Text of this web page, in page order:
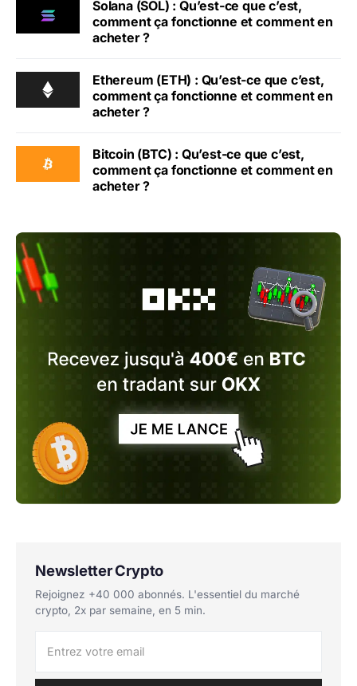
Solana (SOL) : Qu’est-ce que c’est,
comment ça fonctionne et comment en
acheter ?
Ethereum (ETH) : Qu’est-ce que c’est,
comment ça fonctionne et comment en
acheter ?
Bitcoin (BTC) : Qu’est-ce que c’est,
comment ça fonctionne et comment en
acheter ?
Newsletter Crypto
Rejoignez +40 000 abonnés. L'essentiel du marché
crypto, 2x par semaine, en 5 min.